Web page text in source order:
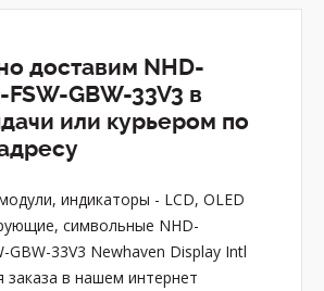
доставим NHD-
GBW-33V3 в
или курьером по
индикаторы - LCD, OLED
символьные NHD-
GBW-33V3 Newhaven Display Intl
заказа в нашем интернет